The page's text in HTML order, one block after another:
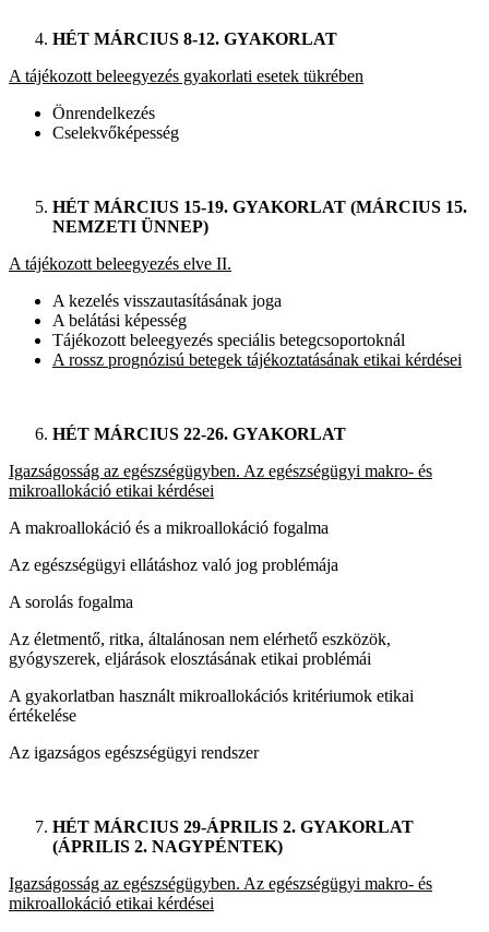
HÉT MÁRCIUS 8-12. GYAKORLAT
A tájékozott beleegyezés gyakorlati esetek tükrében
Önrendelkezés
Cselekvőképesség
HÉT MÁRCIUS 15-19. GYAKORLAT (MÁRCIUS 15.
NEMZETI ÜNNEP)
A tájékozott beleegyezés elve II.
A kezelés visszautasításának joga
A belátási képesség
Tájékozott beleegyezés speciális betegcsoportoknál
A rossz prognózisú betegek tájékoztatásának etikai kérdései
HÉT MÁRCIUS 22-26. GYAKORLAT
Igazságosság az egészségügyben. Az egészségügyi makro- és
mikroallokáció etikai kérdései
A makroallokáció és a mikroallokáció fogalma
Az egészségügyi ellátáshoz való jog problémája
A sorolás fogalma
Az életmentő, ritka, általánosan nem elérhető eszközök,
gyógyszerek, eljárások elosztásának etikai problémái
A gyakorlatban használt mikroallokációs kritériumok etikai
értékelése
Az igazságos egészségügyi rendszer
HÉT MÁRCIUS 29-ÁPRILIS 2. GYAKORLAT
(ÁPRILIS 2. NAGYPÉNTEK)
Igazságosság az egészségügyben. Az egészségügyi makro- és
mikroallokáció etikai kérdései